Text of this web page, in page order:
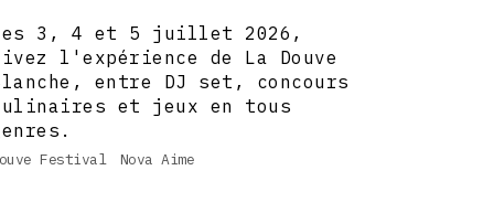
3, 4 et 5 juillet 2026,
l'expérience de La Douve
entre DJ set, concours
et jeux en tous
Festival Nova Aime